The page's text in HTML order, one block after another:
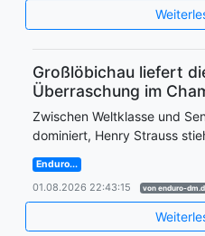
Großlöbichau liefert
Überraschung im
Zwischen Weltklasse und
dominiert, Henry Strauss
Enduro...
01.08.2026 22:43:15 von enduro-